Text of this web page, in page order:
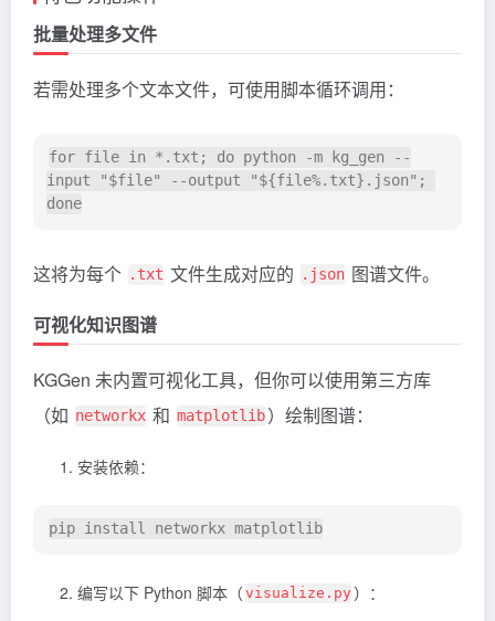
批量处理多文件
若需处理多个文本文件，可使用脚本循环调用：
for file in *.txt; do python -m kg_gen --
input "$file" --output "${file%.txt}.json";
这将为每个 .txt 文件生成对应的 .json 图谱文件。
可视化知识图谱
KGGen 未内置可视化工具，但你可以使用第三方库
（如 networkx 和 matplotlib）绘制图谱：
安装依赖：
编写以下 Python 脚本（ visualize.py ）：